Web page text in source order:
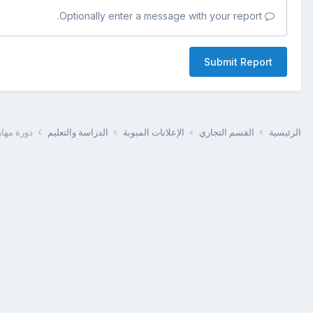
Submit Report
الرئيسية القسم التجاري الإعلانات المبوبة الدراسة والتعليم دورة